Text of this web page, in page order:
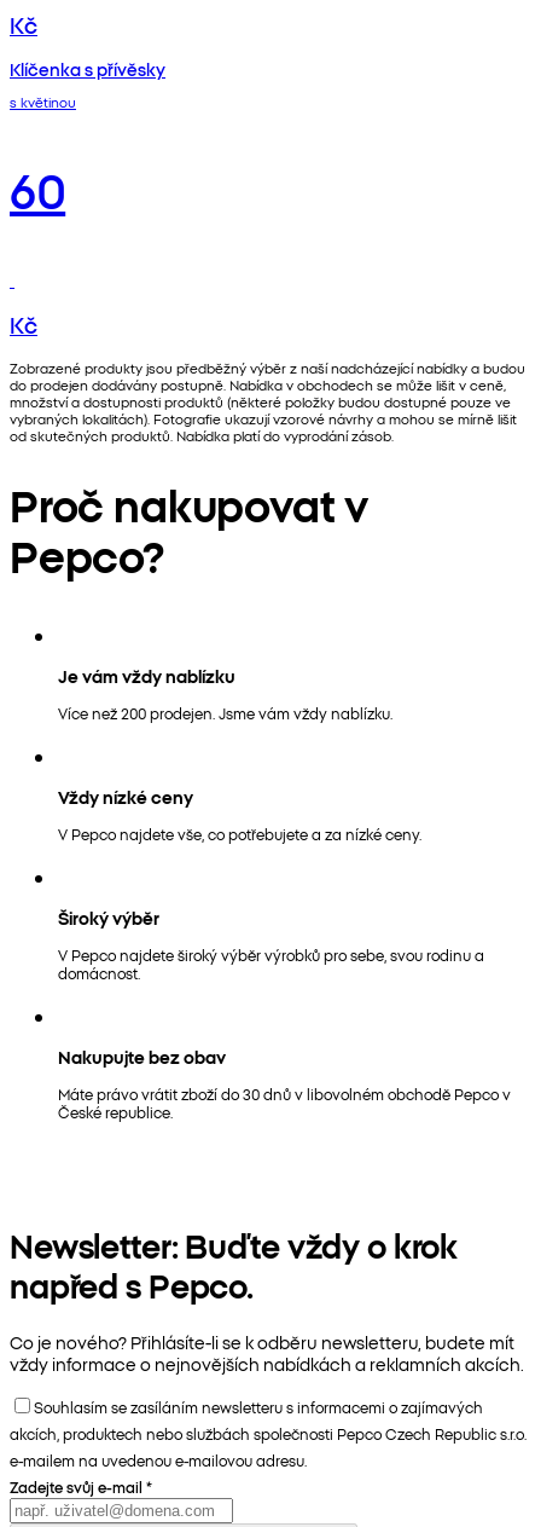
Kč
Klíčenka s přívěsky
s květinou
60
Kč
Zobrazené produkty jsou předběžný výběr z naší nadcházející nabídky a budou
do prodejen dodávány postupně. Nabídka v obchodech se může lišit v ceně,
množství a dostupnosti produktů (některé položky budou dostupné pouze ve
vybraných lokalitách). Fotografie ukazují vzorové návrhy a mohou se mírně lišit
od skutečných produktů. Nabídka platí do vyprodání zásob.
Proč nakupovat v
Pepco?
Je vám vždy nablízku
Více než 200 prodejen. Jsme vám vždy nablízku.
Vždy nízké ceny
V Pepco najdete vše, co potřebujete a za nízké ceny.
Široký výběr
V Pepco najdete široký výběr výrobků pro sebe, svou rodinu a
domácnost.
Nakupujte bez obav
Máte právo vrátit zboží do 30 dnů v libovolném obchodě Pepco v
České republice.
Newsletter: Buďte vždy o krok
napřed s Pepco.
Co je nového? Přihlásíte-li se k odběru newsletteru, budete mít
vždy informace o nejnovějších nabídkách a reklamních akcích.
Souhlasím se zasíláním newsletteru s informacemi o zajímavých
akcích, produktech nebo službách společnosti Pepco Czech Republic s.r.o.
e-mailem na uvedenou e-mailovou adresu.
Zadejte svůj e-mail *